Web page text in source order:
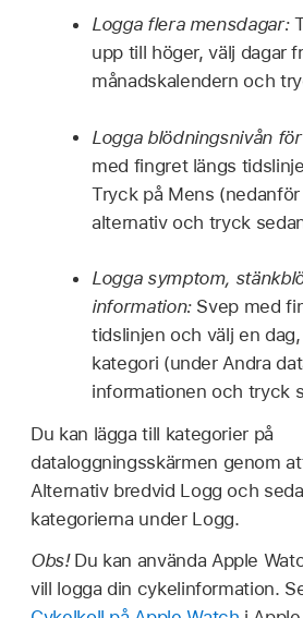
Logga flera mensdagar:
upp till höger, välj dagar
månadskalendern och
Logga blödningsnivån
med fingret längs
Tryck på Mens
alternativ och tryck
Logga symptom,
information: Svep med
tidslinjen och välj en
kategori (under Andra
informationen och tryck
Du kan lägga till kategorier på
dataloggningsskärmen genom
Alternativ bredvid Logg och
kategorierna under Logg.
Obs! Du kan använda Apple
vill logga din cykelinformation.